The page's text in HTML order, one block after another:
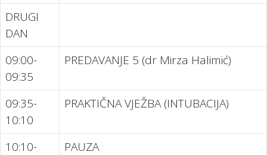
DRUGI
DAN
09:00-
09:35
PREDAVANJE 5 (dr Mirza Halimić)
09:35-
10:10
PRAKTIČNA VJEŽBA (INTUBACIJA)
10:10-
PAUZA